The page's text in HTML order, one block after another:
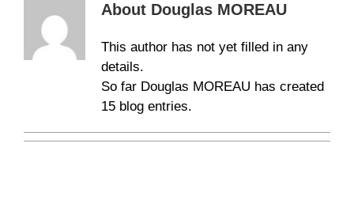
About Douglas MOREAU
This author has not yet filled in any
details.
So far Douglas MOREAU has created
15 blog entries.